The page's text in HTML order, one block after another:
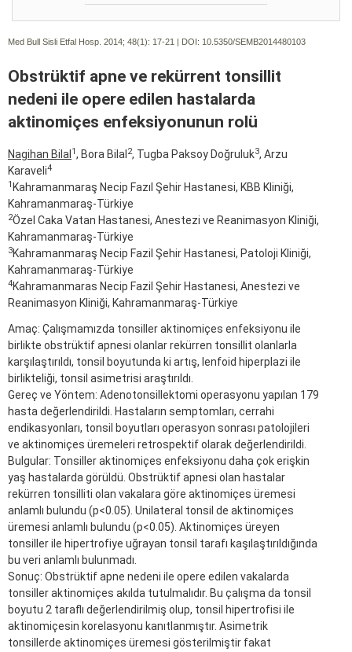
Med Bull Sisli Etfal Hosp. 2014; 48(1): 17-21 | DOI: 10.5350/SEMB2014480103
Obstrüktif apne ve rekürrent tonsillit
nedeni ile opere edilen hastalarda
aktinomiçes enfeksiyonunun rolü
Nagihan Bilal 1, Bora Bilal 2, Tugba Paksoy Doğruluk3, Arzu
Karaveli4
1 Kahramanmaraş Necip Fazıl Şehir Hastanesi, KBB Kliniği,
Kahramanmaraş-Türkiye
2Özel Caka Vatan Hastanesi, Anestezi ve Reanimasyon Kliniği,
Kahramanmaraş-Türkiye
3Kahramanmaraş Necip Fazil Şehir Hastanesi, Patoloji Kliniği,
Kahramanmaraş-Türkiye
4Kahramanmaras Necip Fazil Şehir Hastanesi, Anestezi ve
Reanimasyon Kliniği, Kahramanmaraş-Türkiye
Amaç: Çalışmamızda tonsiller aktinomiçes enfeksiyonu ile
birlikte obstrüktif apnesi olanlar rekürren tonsillit olanlarla
karşılaştırıldı, tonsil boyutunda ki artış, lenfoid hiperplazi ile
birlikteliği, tonsil asimetrisi araştırıldı.
Gereç ve Yöntem: Adenotonsillektomi operasyonu yapılan 179
hasta değerlendirildi. Hastaların semptomları, cerrahi
endikasyonları, tonsil boyutları operasyon sonrası patolojileri
ve aktinomiçes üremeleri retrospektif olarak değerlendirildi.
Bulgular: Tonsiller aktinomiçes enfeksiyonu daha çok erişkin
yaş hastalarda görüldü. Obstrüktif apnesi olan hastalar
rekürren tonsilliti olan vakalara göre aktinomiçes üremesi
anlamlı bulundu (p<0.05). Unilateral tonsil de aktinomiçes
üremesi anlamlı bulundu (p<0.05). Aktinomiçes üreyen
tonsiller ile hipertrofiye uğrayan tonsil tarafı kaşılaştırıldığında
bu veri anlamlı bulunmadı.
Sonuç: Obstrüktif apne nedeni ile opere edilen vakalarda
tonsiller aktinomiçes akılda tutulmalıdır. Bu çalışma da tonsil
boyutu 2 taraflı değerlendirilmiş olup, tonsil hipertrofisi ile
aktinomiçesin korelasyonu kanıtlanmıştır. Asimetrik
tonsillerde aktinomiçes üremesi gösterilmiştir fakat